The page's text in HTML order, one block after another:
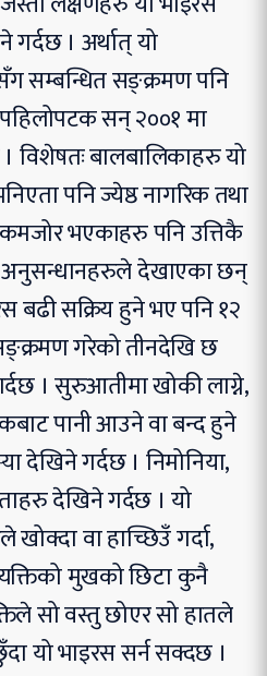
गर्दछ । अर्थात् यो
सम्बन्धित सङ्क्रमण पनि
सन् २००१ मा
विशेषतः बालबालिकाहरु यो
पनि ज्येष्ठ नागरिक तथा
कमजोर भएकाहरु पनि उत्तिकै
अनुसन्धानहरुले देखाएका छन्
बढी सक्रिय हुने भए पनि १२
गरेको तीनदेखि छ
। सुरुआतीमा खोकी लाग्ने,
पानी आउने वा बन्द हुने
देखिने गर्दछ । निमोनिया,
देखिने गर्दछ । यो
खोक्दा वा हाच्छिउँ गर्दा,
मुखको छिटा कुनै
सो वस्तु छोएर सो हातले
यो भाइरस सर्न सक्दछ ।